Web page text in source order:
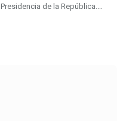
de la República.…